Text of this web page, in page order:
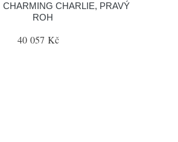
CHARMING CHARLIE, PRAVÝ
ROH
40 057 Kč